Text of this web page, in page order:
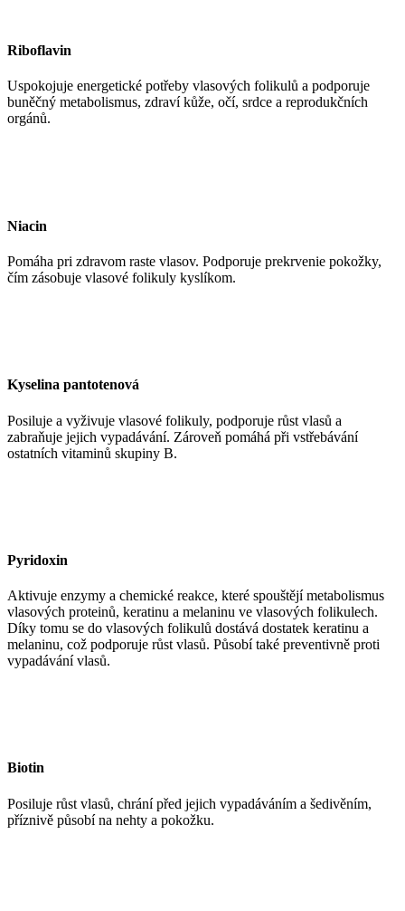
Riboflavin
Uspokojuje energetické potřeby vlasových folikulů a podporuje
buněčný metabolismus, zdraví kůže, očí, srdce a reprodukčních
orgánů.
Niacin
Pomáha pri zdravom raste vlasov. Podporuje prekrvenie pokožky,
čím zásobuje vlasové folikuly kyslíkom.
Kyselina pantotenová
Posiluje a vyživuje vlasové folikuly, podporuje růst vlasů a
zabraňuje jejich vypadávání. Zároveň pomáhá při vstřebávání
ostatních vitaminů skupiny B.
Pyridoxin
Aktivuje enzymy a chemické reakce, které spouštějí metabolismus
vlasových proteinů, keratinu a melaninu ve vlasových folikulech.
Díky tomu se do vlasových folikulů dostává dostatek keratinu a
melaninu, což podporuje růst vlasů. Působí také preventivně proti
vypadávání vlasů.
Biotin
Posiluje růst vlasů, chrání před jejich vypadáváním a šedivěním,
příznivě působí na nehty a pokožku.